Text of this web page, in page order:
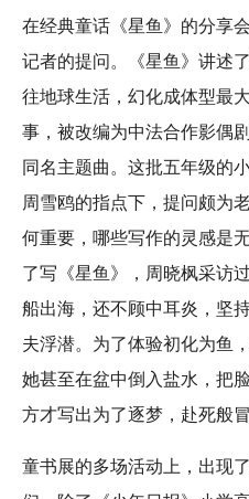
在经典童话《星鱼》的分享
记者的提问。《星鱼》讲述
往地球生活，幻化成体型最
事，被改编为中法合作影偶
同名主题曲。这批五年级的
周雪鸥的指点下，提问颇为
何重要，哪些写作的灵感是
了写《星鱼》，周晓枫采访
船出海，还不顾中耳炎，坚
夫浮潜。为了体验初化为鱼
她甚至在盆中倒入盐水，把
方才写出为了逐梦，赴死般
童书展的多场活动上，出现